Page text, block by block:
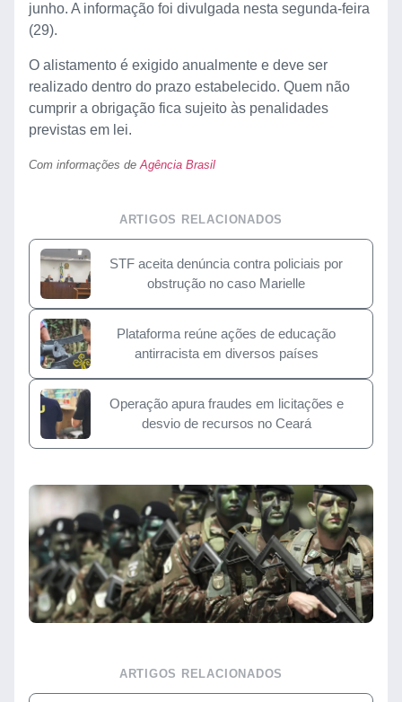
junho. A informação foi divulgada nesta segunda-feira
(29).
O alistamento é exigido anualmente e deve ser
realizado dentro do prazo estabelecido. Quem não
cumprir a obrigação fica sujeito às penalidades
previstas em lei.
Com informações deAgência Brasil
ARTIGOS RELACIONADOS
STF aceita denúncia contra policiais por
obstrução no caso Marielle
Plataforma reúne ações de educação
antirracista em diversos países
Operação apura fraudes em licitações e
desvio de recursos no Ceará
ARTIGOS RELACIONADOS